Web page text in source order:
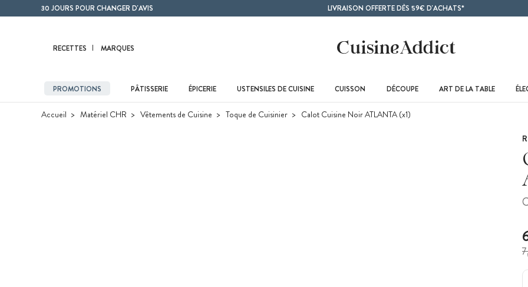
Contenu principal30 JOURS POUR CHANGER D'AVIS LIVRAISON OFFERTE DÈS 59€ D'ACHATS*
RECETTES MARQUES
PROMOTIONS PÂTISSERIE ÉPICERIE USTENSILES DE CUISINE CUISSON DÉCOUPE ART DE LA TABLE
Accueil Matériel CHR Vêtements de Cuisine Toque de Cuisinier Calot Cuisine Noir ATLANTA (x1)